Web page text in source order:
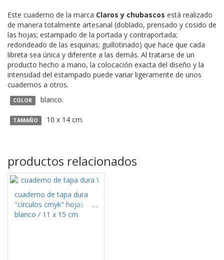
Este cuaderno de la marca Claros y chubascos está realizado
de manera totalmente artesanal (doblado, prensado y cosido de
las hojas; estampado de la portada y contraportada;
redondeado de las esquinas; guillotinado) que hace que cada
libreta sea única y diferente a las demás. Al tratarse de un
producto hecho a mano, la colocación exacta del diseño y la
intensidad del estampado puede variar ligeramente de unos
cuadernos a otros.
COLOR blanco.
TAMAÑO 10 x 14 cm.
productos relacionados
cuaderno de tapa dura
"círculos cmyk" hojas en
blanco / 11 x 15 cm